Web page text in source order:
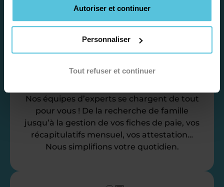
Autoriser et continuer
Personnaliser
Tout refuser et continuer
Nos équipes d’experts se chargent de tout
pour vous ! De la recherche de famille
jusqu’à la gestion de vos fiches de paie, vos
récapitulatifs mensuel, vos attestation…
Nous simplifions votre quotidien.